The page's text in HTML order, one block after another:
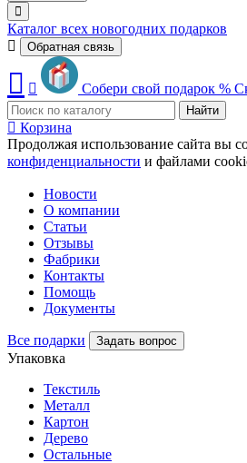
Каталог всех новогодних подарков
Обратная связь
Собери свой подарок %
Найти
Корзина
Продолжая использование сайта вы
конфиденциальности и файлами
Новости
О компании
Статьи
Отзывы
Фабрики
Контакты
Помощь
Документы
Все подарки Задать вопрос
Упаковка
Текстиль
Металл
Картон
Дерево
Остальные